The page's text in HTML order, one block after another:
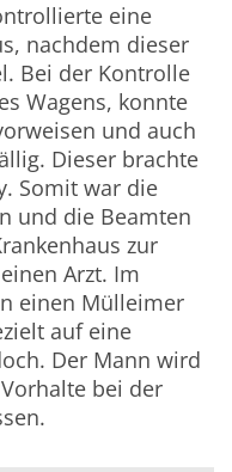
eine
nachdem dieser
Bei der Kontrolle
Wagens, konnte
und auch
Dieser brachte
Somit war die
und die Beamten
zur
Arzt. Im
einen Mülleimer
auf eine
Der Mann wird
bei der